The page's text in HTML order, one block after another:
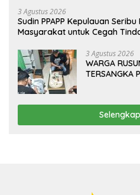
3 Agustus 2026
Sudin PPAPP Kepulauan
Masyarakat untuk Cegah
3 Agustus 2026
WARGA
TERSANGKA